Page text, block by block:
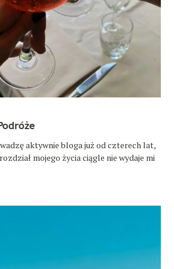
aktywnie bloga już od czterech lat,
mojego życia ciągle nie wydaje mi